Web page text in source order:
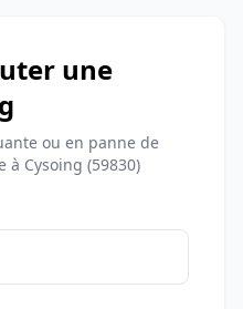
une
ou en panne de
à Cysoing (59830)